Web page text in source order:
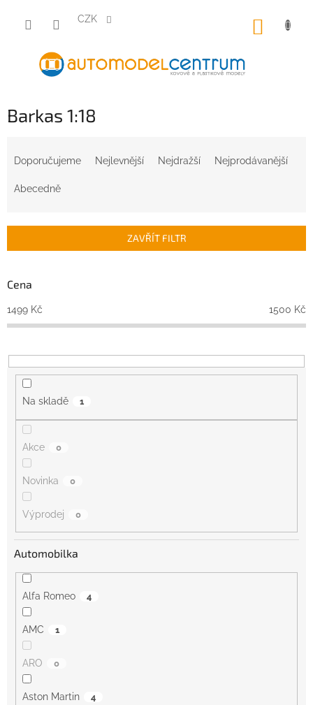
obsah
CZK
Barkas 1:18
r
d
k
t
Doporučujeme Nejlevnější Nejdražší Nejprodávanější
Abecedně
ZAVŘÍT FILTR
Cena
1499 Kč 1500 Kč
Na skladě 1
Akce 0
Novinka 0
Výprodej 0
Automobilka
Alfa Romeo 4
AMC 1
ARO 0
Aston Martin 4